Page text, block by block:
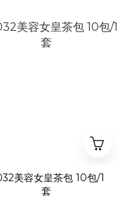
美容女皇茶包 10包/1
套